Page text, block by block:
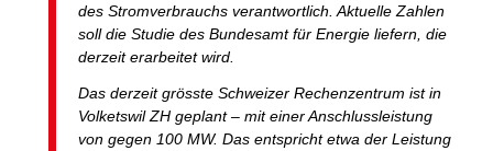
des Stromverbrauchs verantwortlich. Aktuelle Zahlen
soll die Studie des Bundesamt für Energie liefern, die
derzeit erarbeitet wird.
Das derzeit grösste Schweizer Rechenzentrum ist in
Volketswil ZH geplant – mit einer Anschlussleistung
von gegen 100 MW. Das entspricht etwa der Leistung